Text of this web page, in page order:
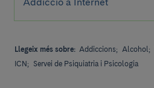
Addicció a Internet
Llegeix més sobre: Addiccions; Alcohol;
ICN;
Servei de Psiquiatria i Psicologia